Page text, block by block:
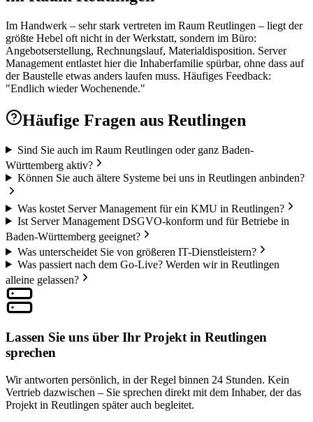
Im Handwerk – sehr stark vertreten im Raum Reutlingen – liegt der
größte Hebel oft nicht in der Werkstatt, sondern im Büro:
Angebotserstellung, Rechnungslauf, Materialdisposition. Server
Management entlastet hier die Inhaberfamilie spürbar, ohne dass auf
der Baustelle etwas anders laufen muss. Häufiges Feedback:
"Endlich wieder Wochenende."
Häufige Fragen aus Reutlingen
Sind Sie auch im Raum Reutlingen oder ganz Baden-
Württemberg aktiv?
Können Sie auch ältere Systeme bei uns in Reutlingen anbinden?
Was kostet Server Management für ein KMU in Reutlingen?
Ist Server Management DSGVO-konform und für Betriebe in
Baden-Württemberg geeignet?
Was unterscheidet Sie von größeren IT-Dienstleistern?
Was passiert nach dem Go-Live? Werden wir in Reutlingen
alleine gelassen?
Lassen Sie uns über Ihr Projekt in Reutlingen
sprechen
Wir antworten persönlich, in der Regel binnen 24 Stunden. Kein
Vertrieb dazwischen – Sie sprechen direkt mit dem Inhaber, der das
Projekt in Reutlingen später auch begleitet.